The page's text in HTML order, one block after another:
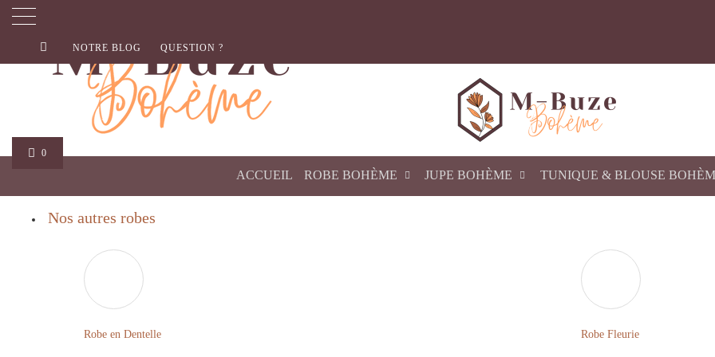
0
NOTRE BLOG QUESTION ?
ACCUEIL ROBE BOHÈME JUPE BOHÈME TUNIQUE & BLOUSE
Nos autres robes
Robe en Dentelle Robe Fleurie